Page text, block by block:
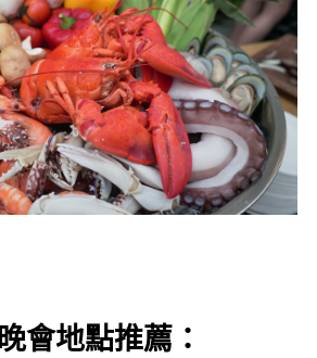
晚會地點推薦：